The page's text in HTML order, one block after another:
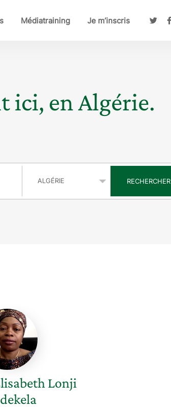
Médiatraining Je m’inscris
ici, en Algérie.
RECHERCHER
Godelive-
Elisabeth
Lonji
Bandekela
Lonji